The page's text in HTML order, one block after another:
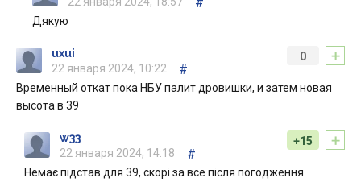
Дякую
+
0
uxui
22 января 2024, 10:22
#
Временный откат пока НБУ палит дровишки, и затем новая
высота в 39
+
+15
w33
22 января 2024, 14:18
#
Немає підстав для 39, скорі за все після погодження